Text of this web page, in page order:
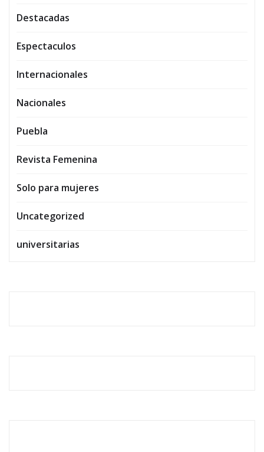
Destacadas
Espectaculos
Internacionales
Nacionales
Puebla
Revista Femenina
Solo para mujeres
Uncategorized
universitarias